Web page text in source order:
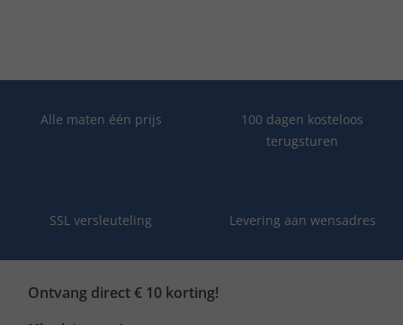
Alle maten één prijs
100 dagen kosteloos
terugsturen
SSL versleuteling Levering aan wensadres
Ontvang direct € 10 korting!